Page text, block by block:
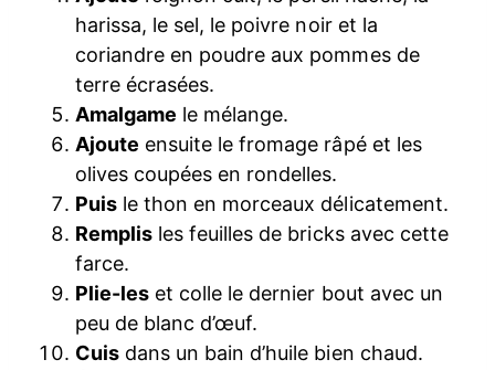
harissa, le sel, le poivre noir et la
coriandre en poudre aux pommes de
terre écrasées.
Amalgame le mélange.
Ajoute ensuite le fromage râpé et les
olives coupées en rondelles.
Puis le thon en morceaux délicatement.
Remplis les feuilles de bricks avec cette
farce.
Plie-les et colle le dernier bout avec un
peu de blanc d’œuf.
Cuis dans un bain d’huile bien chaud.